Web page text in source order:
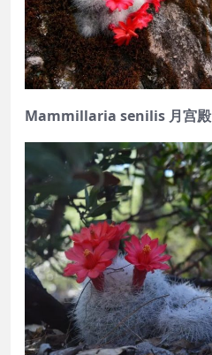
Mammillaria senilis 月宫殿